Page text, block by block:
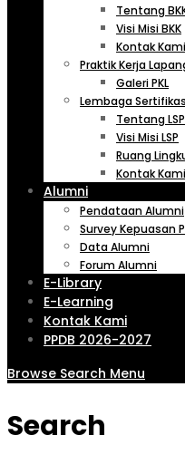
Tentang
Visi Misi BKK
Kontak Kami
Praktik Kerja
Galeri PKL
Lembaga
Tentang LSP
Visi Misi LSP
Ruang
Kontak Kami
Alumni
Pendataan Alumni
Survey Kepuasan
Data Alumni
Forum Alumni
E-Library
E-Learning
Kontak Kami
PPDB 2026-2027
Browse Search Menu
Search